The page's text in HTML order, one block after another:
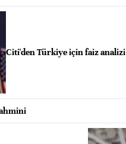
Citi'den Türkiye için faiz analizi